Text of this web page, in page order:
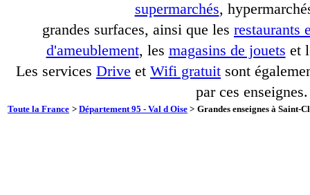
supermarchés,
grandes surfaces, ainsi que les restaurants
d'ameublement, les magasins de jouets et
Les services Drive et Wifi gratuit sont
par ces enseignes.
Toute la France > Département 95 - Val d Oise > Grandes enseignes à Saint-